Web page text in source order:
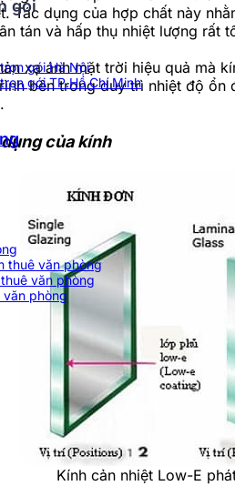
gói
gói Hà Nội
gói TP.Hồ Chí Minh
thuê văn phòng
văn phòng
văn phòng
Tác dụng của hợp chất này
tán và hấp thụ nhiệt lượng rất
xạ ánh mặt trời hiệu quả
bên trong duy trì nhiệt độ
của kính
Kính cản nhiệt Low-E